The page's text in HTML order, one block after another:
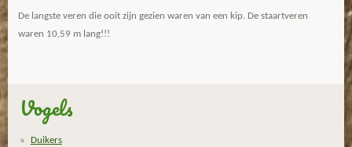
De langste veren die ooit zijn gezien waren van een kip. De staartveren
waren 10,59 m lang!!!
Vogels
Duikers